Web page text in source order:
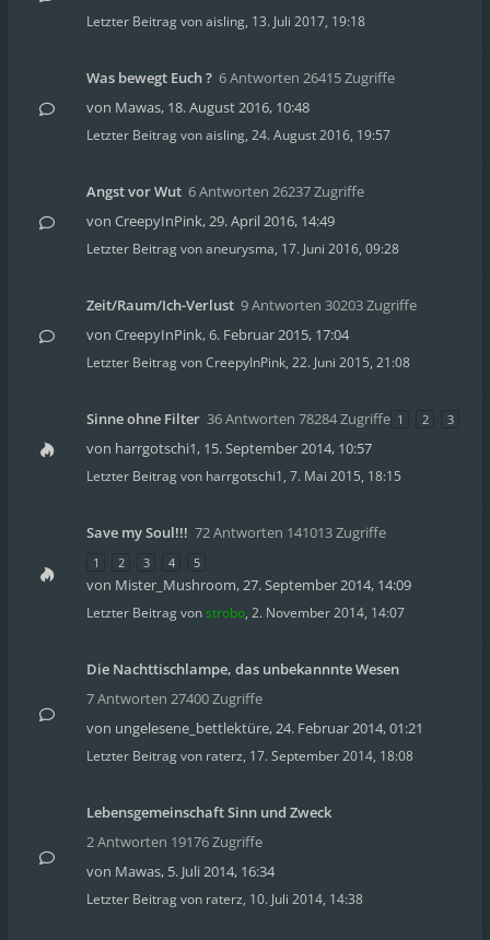
Letzter Beitrag vonaisling, 13. Juli 2017, 19:18
Was bewegt Euch ? 6 Antworten 26415 Zugriffe
von Mawas, 18. August 2016, 10:48
Letzter Beitrag vonaisling, 24. August 2016, 19:57
Angst vor Wut 6 Antworten 26237 Zugriffe
von CreepyInPink,29. April 2016, 14:49
Letzter Beitrag vonaneurysma, 17. Juni 2016, 09:28
Zeit/Raum/Ich-Verlust 9 Antworten 30203 Zugriffe
von CreepyInPink,6. Februar 2015, 17:04
Letzter Beitrag vonCreepyInPink, 22. Juni 2015, 21:08
Sinne ohne Filter 36 Antworten 78284 Zugriffe 1 2 3
von harrgotschi1, 15. September 2014, 10:57
Letzter Beitrag von harrgotschi1, 7. Mai 2015, 18:15
Save my Soul!!! 72 Antworten 141013 Zugriffe
1 2 3 4 5
von Mister_Mushroom,27. September 2014, 14:09
Letzter Beitrag vonstrobo, 2. November 2014, 14:07
Die Nachttischlampe, das unbekannnte Wesen
7 Antworten 27400 Zugriffe
von ungelesene_bettlektüre,24. Februar 2014, 01:21
Letzter Beitrag von raterz, 17. September 2014, 18:08
Lebensgemeinschaft Sinn und Zweck
2 Antworten 19176 Zugriffe
von Mawas, 5. Juli 2014, 16:34
Letzter Beitrag von raterz, 10. Juli 2014, 14:38